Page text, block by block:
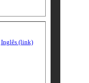
Inglês (link)